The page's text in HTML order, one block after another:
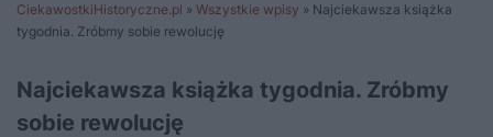
CiekawostkiHistoryczne.pl » Wszystkie wpisy » Najciekawsza książka
tygodnia. Zróbmy sobie rewolucję
Najciekawsza książka tygodnia. Zróbmy
sobie rewolucję